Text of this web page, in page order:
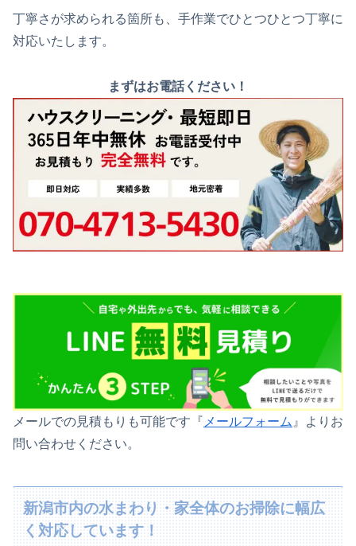
丁寧さが求められる箇所も、手作業でひとつひとつ丁寧に
対応いたします。
まずはお電話ください！
メールでの見積もりも可能です『 メールフォーム 』よりお
問い合わせください。
新潟市内の水まわり・家全体のお掃除に幅広
く対応しています！